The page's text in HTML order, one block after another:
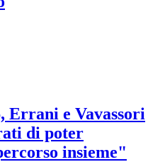
Errani e Vavassori
di poter
insieme"